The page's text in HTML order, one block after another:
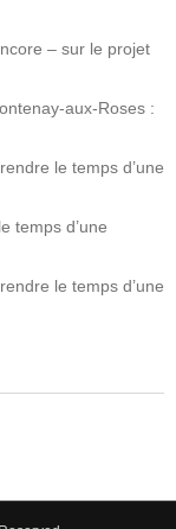
– sur le projet
aux-Roses :
le temps d’une
temps d’une
le temps d’une